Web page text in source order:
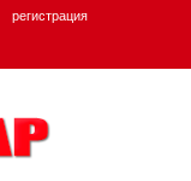
регистрация